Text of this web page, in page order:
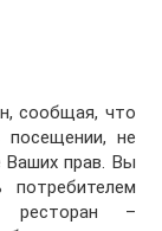
сообщая, что
посещении, не
Ваших прав. Вы
потребителем
ресторан –